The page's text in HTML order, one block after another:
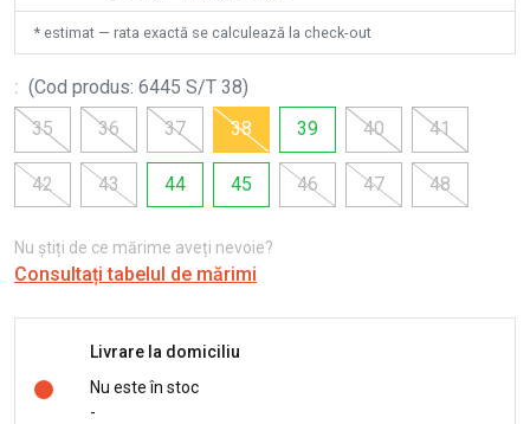
* estimat — rata exactă se calculează la check-out
: (Cod produs: 6445 S/T 38)
35
36 37 38 39 40 41
42 43 44 45 46 47 48
Nu știți de ce mărime aveți nevoie?
Consultați tabelul de mărimi
Livrare la domiciliu
Nu este în stoc
-